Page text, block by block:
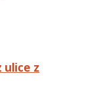
ulice z